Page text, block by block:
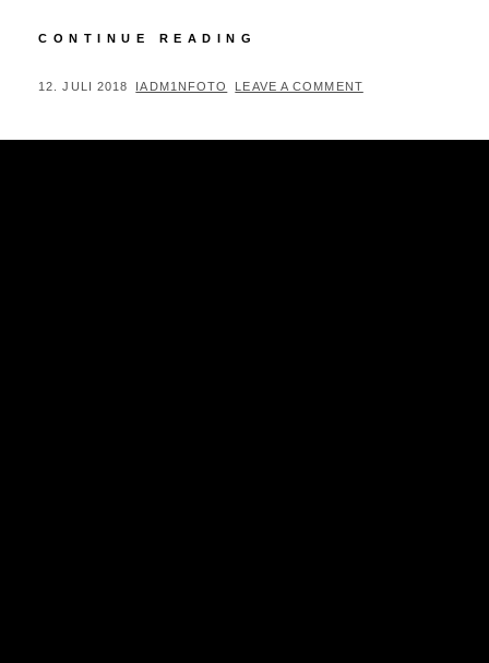
CONTINUE READING
BRIEFTAUBEN
POSTED
12. JULI 2018 BY
IADM1NFOTO LEAVE A COMMENT